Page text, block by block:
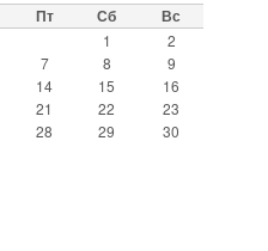
Пт Сб Вс
1
2
7 8
9
14 15
16
21 22
23
28 29
30